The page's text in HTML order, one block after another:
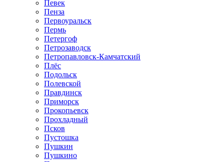
Певек
Пенза
Первоуральск
Пермь
Петергоф
Петрозаводск
Петропавловск-Камчатский
Плёс
Подольск
Полевской
Правдинск
Приморск
Прокопьевск
Прохладный
Псков
Пустошка
Пушкин
Пушкино